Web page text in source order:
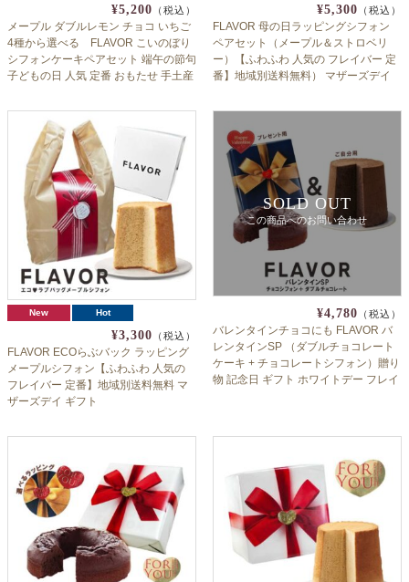
¥5,200 （税込）
メープル ダブルレモン チョコ いちご
4種から選べる FLAVOR こいのぼり
シフォンケーキペアセット 端午の節句
子どもの日 人気 定番 おもたせ 手土産
¥5,300 （税込）
FLAVOR 母の日ラッピングシフォン
ペアセット（メープル＆ストロベリ
ー）【ふわふわ 人気の フレイバー 定
番】地域別送料無料） マザーズデイ
New Hot
¥3,300 （税込）
FLAVOR ECOらぶバック ラッピング
メープルシフォン【ふわふわ 人気の
フレイバー 定番】地域別送料無料 マ
ザーズデイ ギフト
SOLD OUT
この商品へのお問い合わせ
¥4,780 （税込）
バレンタインチョコにも FLAVOR バ
レンタインSP （ダブルチョコレート
ケーキ + チョコレートシフォン）贈り
物 記念日 ギフト ホワイトデー フレイ